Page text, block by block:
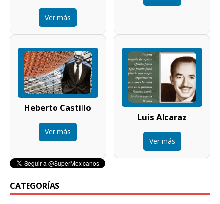
Ver más
Heberto Castillo
Ver más
Luis Alcaraz
Ver más
CATEGORÍAS